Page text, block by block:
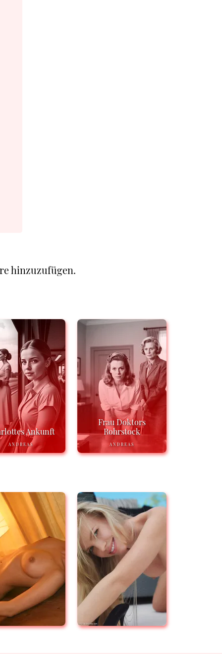
hinzuzufügen.
Ankunft
ANDREAS
Frau Doktors
Rohrstock
ANDREAS